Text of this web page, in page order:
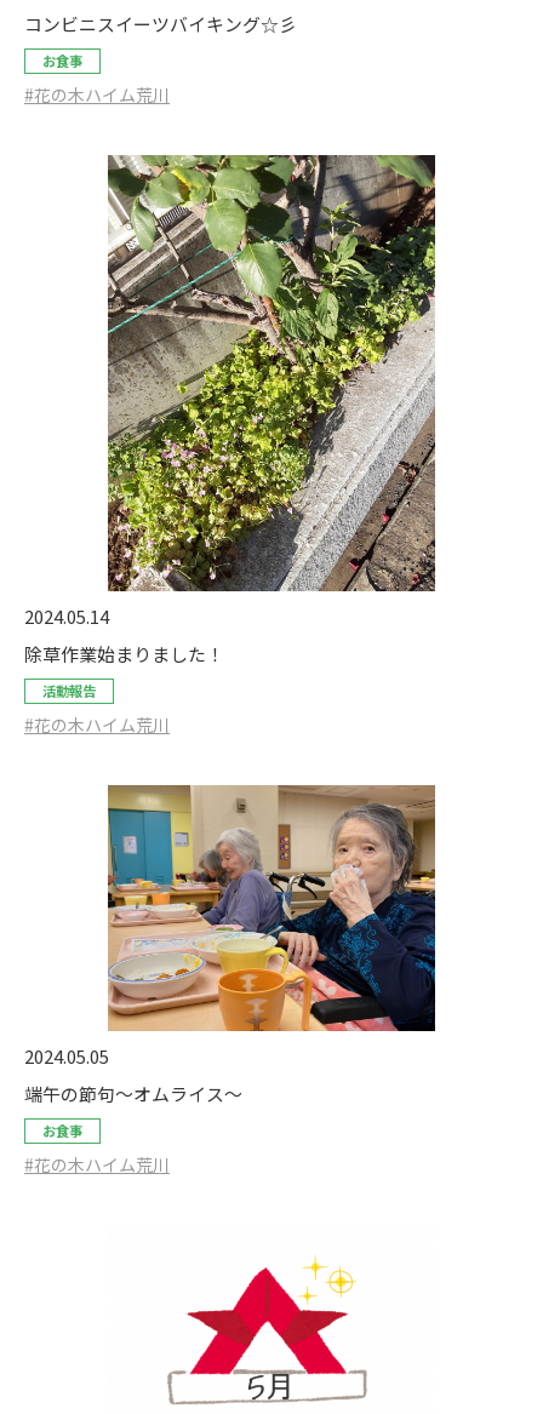
コンビニスイーツバイキング☆彡
お食事
#花の木ハイム荒川
2024.05.14
除草作業始まりました！
活動報告
#花の木ハイム荒川
2024.05.05
端午の節句～オムライス～
お食事
#花の木ハイム荒川